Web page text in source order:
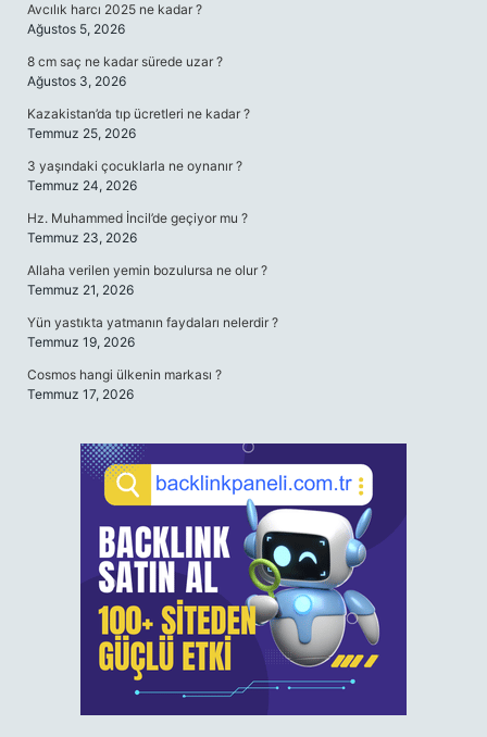
Avcılık harcı 2025 ne kadar ?
Ağustos 5, 2026
8 cm saç ne kadar sürede uzar ?
Ağustos 3, 2026
Kazakistan’da tıp ücretleri ne kadar ?
Temmuz 25, 2026
3 yaşındaki çocuklarla ne oynanır ?
Temmuz 24, 2026
Hz. Muhammed İncil’de geçiyor mu ?
Temmuz 23, 2026
Allaha verilen yemin bozulursa ne olur ?
Temmuz 21, 2026
Yün yastıkta yatmanın faydaları nelerdir ?
Temmuz 19, 2026
Cosmos hangi ülkenin markası ?
Temmuz 17, 2026